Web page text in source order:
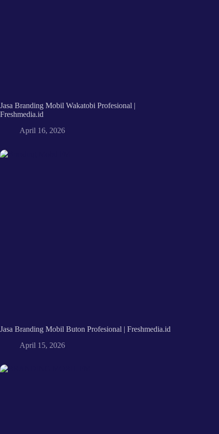
Jasa Branding Mobil Wakatobi Profesional |
Freshmedia.id
April 16, 2026
Jasa Branding Mobil Buton Profesional | Freshmedia.id
April 15, 2026